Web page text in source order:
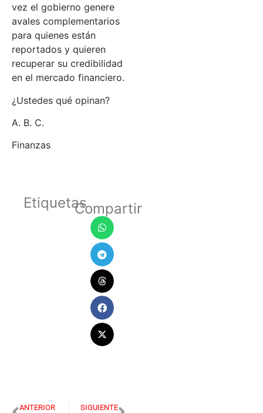
vez el gobierno genere
avales complementarios
para quienes están
reportados y quieren
recuperar su credibilidad
en el mercado financiero.
¿Ustedes qué opinan?
A. B. C.
Finanzas
EtiquetasCompartir
ANTERIOR SIGUIENTE